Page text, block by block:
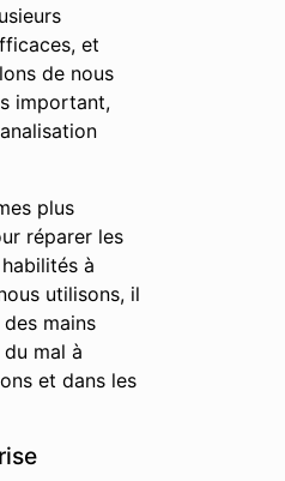
et
de nous
important,
plus
réparer les
à
utilisons, il
mains
mal à
et dans les